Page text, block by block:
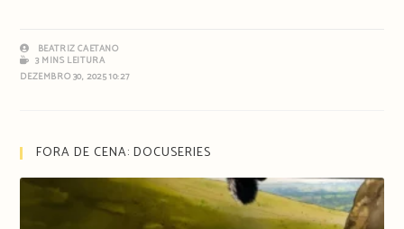
BEATRIZ CAETANO
3 MINS LEITURA
DEZEMBRO 30, 2025 10:27
FORA DE CENA: DOCUSERIES